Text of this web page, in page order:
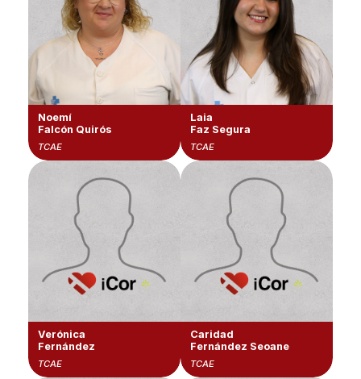
Noemí
Falcón Quirós
TCAE
Laia
Faz Segura
TCAE
Verónica
Fernández
TCAE
Caridad
Fernández Seoane
TCAE